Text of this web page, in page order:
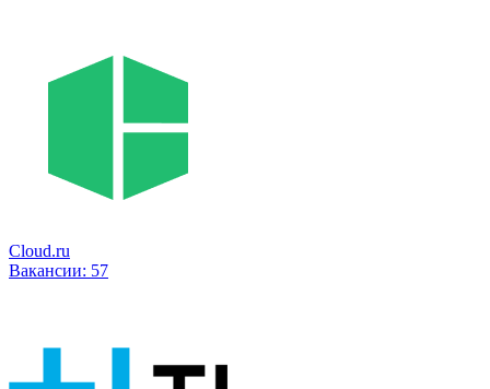
Cloud.ru
Вакансии: 57